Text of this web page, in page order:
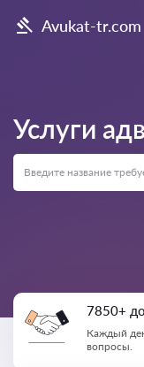
Avukat-tr.com
Услуги
7850+
Каждый
вопросы.